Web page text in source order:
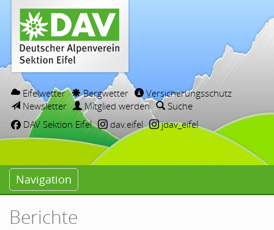
Eifelwetter Bergwetter
Versicherungsschutz
Newsletter
Mitglied werden
Suche
DAV Sektion Eifel
dav.eifel jdav_eifel
Navigation
Berichte